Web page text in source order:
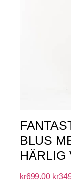
BLUS
HÄRLIG
kr699.00 kr